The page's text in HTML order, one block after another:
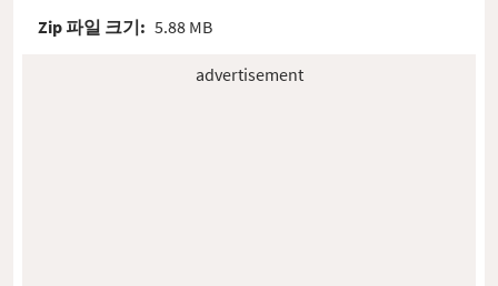
Zip 파일 크기: 5.88 MB
advertisement